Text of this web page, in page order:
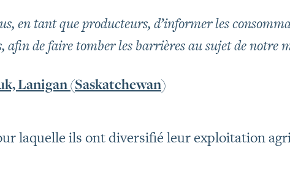
en tant que producteurs, d’informer les
afin de faire tomber les barrières au sujet de notre
Lanigan (Saskatchewan)
laquelle ils ont diversifié leur exploitation